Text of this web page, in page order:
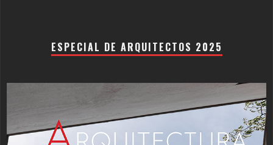
ESPECIAL DE ARQUITECTOS 2025